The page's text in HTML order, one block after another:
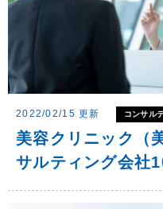
2022/02/15 更新 コンサル
美容クリニック（
サルティング会社